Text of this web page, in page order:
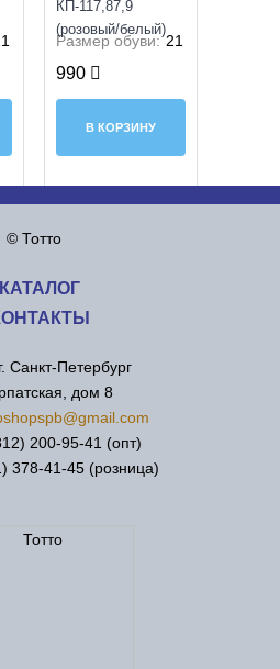
КП-117,87,9
(розовый/белый)
Размер обуви: 21
990
В КОРЗИНУ
© Тотто
КАТАЛОГ
Санкт-Петербург
дом 8
200-95-41 (опт)
378-41-45 (розница)